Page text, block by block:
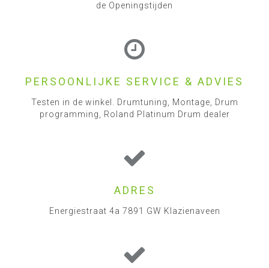
de Openingstijden
PERSOONLIJKE SERVICE & ADVIES
Testen in de winkel. Drumtuning, Montage, Drum
programming, Roland Platinum Drum dealer
ADRES
Energiestraat 4a 7891 GW Klazienaveen